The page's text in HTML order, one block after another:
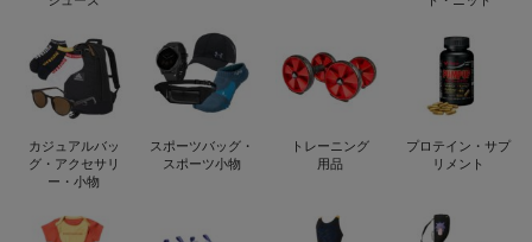
カジュアルバッ
グ・アクセサリ
ー・小物
スポーツバッグ・
スポーツ小物
トレーニング
用品
プロテイン・サプ
リメント